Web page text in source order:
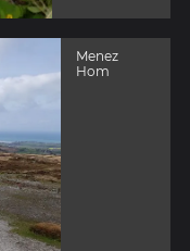
Menez
Hom